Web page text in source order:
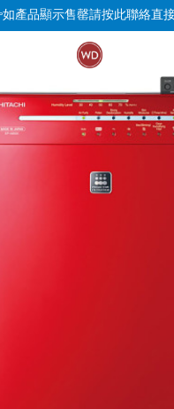
產品顯示售罄請按此聯絡直